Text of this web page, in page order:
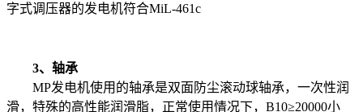
字式调压器的发电机符合MiL-461c
3、轴承
MP发电机使用的轴承是双面防尘滚动球轴承，一次性润
滑，特殊的高性能润滑脂，正常使用情况下，B10≥20000小